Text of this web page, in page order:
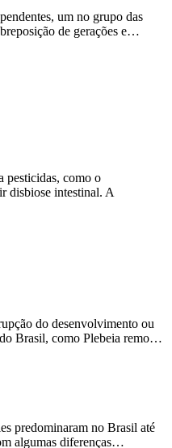
um no grupo das
de gerações e…
pesticidas, como o
disbiose intestinal. A
do desenvolvimento ou
do Brasil, como Plebeia remo…
predominaram no Brasil até
algumas diferenças…